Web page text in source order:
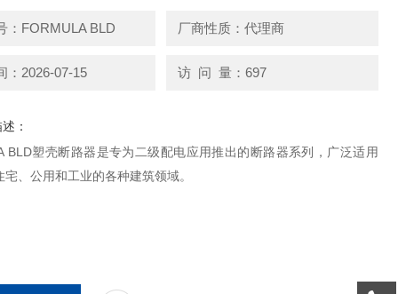
：FORMULA BLD 厂商性质：代理商
：2026-07-15 访 问 量：697
：
BLD塑壳断路器是专为二级配电应用推出的断路器系列，广泛适用
、公用和工业的各种建筑领域。